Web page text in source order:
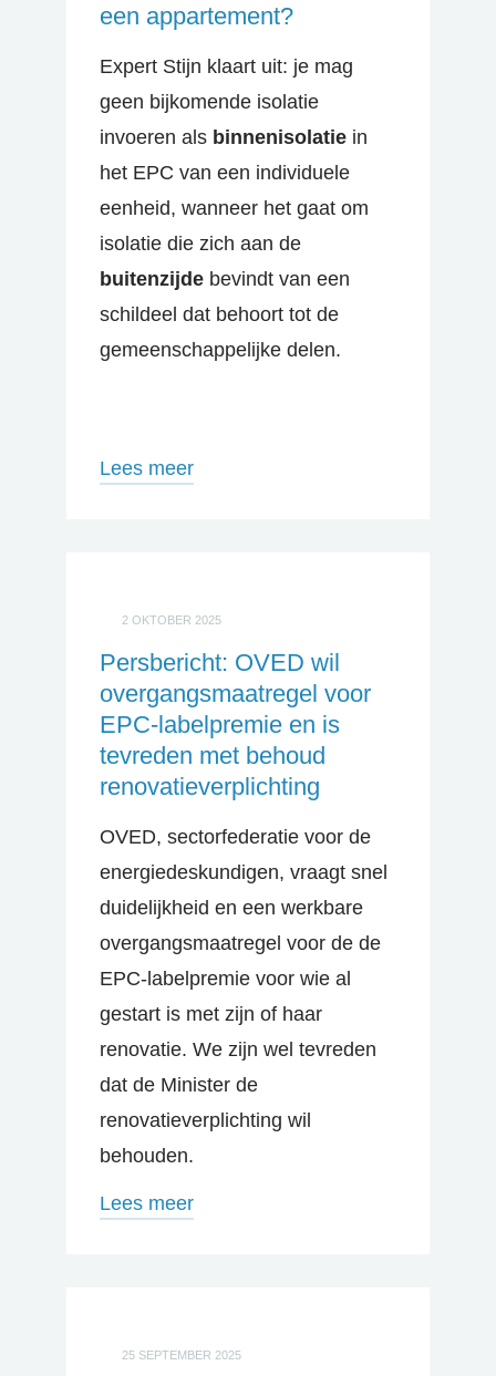
een appartement?
Expert Stijn klaart uit: je mag
geen bijkomende isolatie
invoeren als binnenisolatiein
het EPC van een individuele
eenheid, wanneer het gaat om
isolatie die zich aan de
buitenzijdebevindt van een
schildeel dat behoort tot de
gemeenschappelijke delen.
Lees meer
2 OKTOBER 2025
Persbericht: OVED wil
overgangsmaatregel voor
EPC-labelpremie en is
tevreden met behoud
renovatieverplichting
OVED, sectorfederatie voor de
energiedeskundigen, vraagt snel
duidelijkheid en een werkbare
overgangsmaatregel voor de de
EPC-labelpremie voor wie al
gestart is met zijn of haar
renovatie. We zijn wel tevreden
dat de Minister de
renovatieverplichting wil
behouden.
Lees meer
25 SEPTEMBER 2025